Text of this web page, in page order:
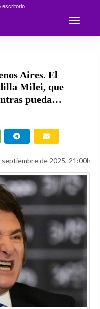
escritorio
Toggle
Aires. El
Milei, que
pueda…
septiembre de 2025, 21:00h